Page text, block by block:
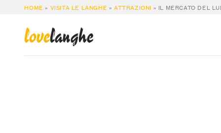
HOME » VISITA LE LANGHE » ATTRAZIONI » IL MERCATO DEL
lovelanghe